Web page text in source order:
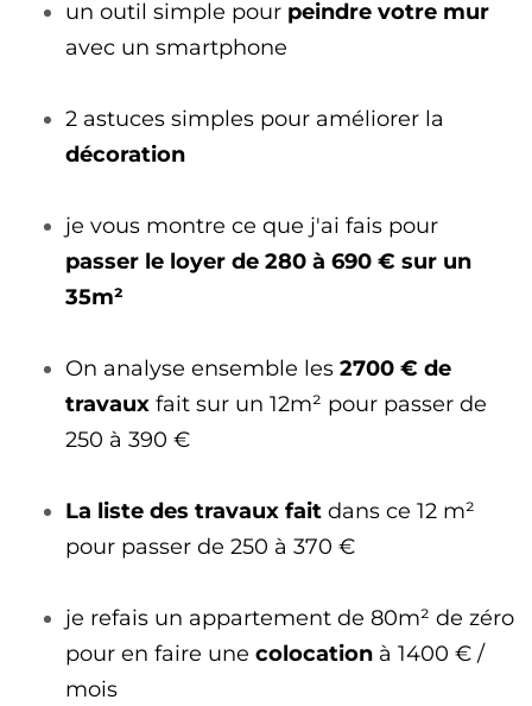
un outil simple pour peindre votre mur
avec un smartphone
2 astuces simples pour améliorer la
décoration
je vous montre ce que j'ai fais pour
passer le loyer de 280 à 690 € sur un
35m²
On analyse ensemble les 2700 € de
travaux fait sur un 12m² pour passer de
250 à 390 €
La liste des travaux fait dans ce 12 m²
pour passer de 250 à 370 €
je refais un appartement de 80m² de zéro
pour en faire une colocation à 1400 € /
mois